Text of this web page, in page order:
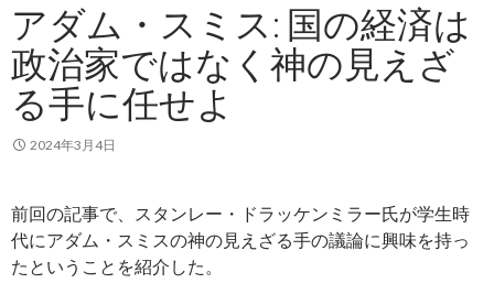
アダム・スミス: 国の経済は
政治家ではなく神の見えざ
る手に任せよ
2024年3月4日
前回の記事で、スタンレー・ドラッケンミラー氏が学生時
代にアダム・スミスの神の見えざる手の議論に興味を持っ
たということを紹介した。